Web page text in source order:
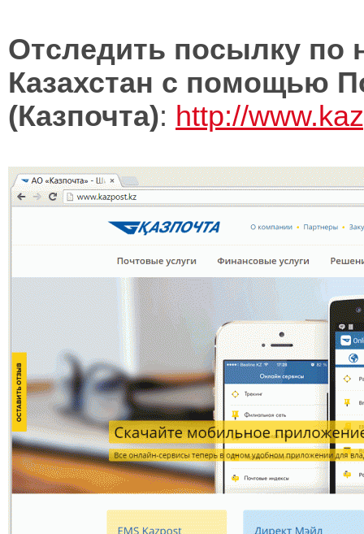
Отследить посылку по
Казахстан с помощью
(Казпочта): http://